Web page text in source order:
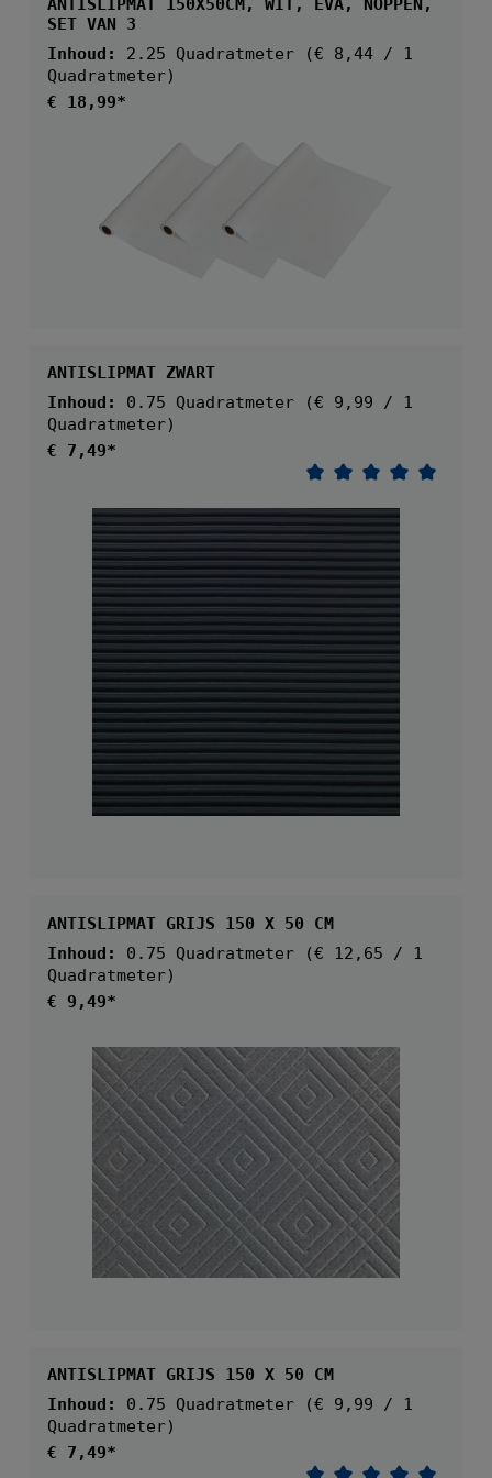
ANTISLIPMAT 150X50CM, WIT, EVA, NOPPEN,
SET VAN 3
Inhoud: 2.25 Quadratmeter
(€ 8,44 / 1
Quadratmeter)
Normale prijs:
€ 18,99*
ANTISLIPMAT ZWART
Inhoud: 0.75 Quadratmeter
(€ 9,99 / 1
Quadratmeter)
Normale prijs:
€ 7,49*
ANTISLIPMAT GRIJS 150 X 50 CM
Inhoud: 0.75 Quadratmeter
(€ 12,65 / 1
Quadratmeter)
Normale prijs:
€ 9,49*
ANTISLIPMAT GRIJS 150 X 50 CM
Inhoud: 0.75 Quadratmeter
(€ 9,99 / 1
Quadratmeter)
Normale prijs:
€ 7,49*